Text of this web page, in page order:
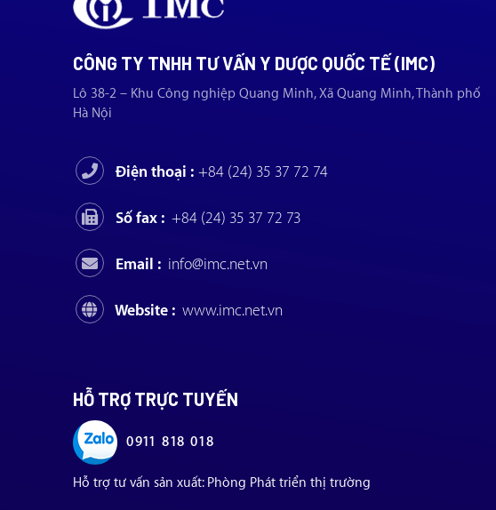
CÔNG TY TNHH TƯ VẤN Y DƯỢC QUỐC TẾ (IMC)
Lô 38-2 – Khu Công nghiệp Quang Minh, Xã Quang Minh, Thành phố
Hà Nội
Điện thoại : +84 (24) 35 37 72 74
Số fax : +84 (24) 35 37 72 73
Email : info@imc.net.vn
Website : www.imc.net.vn
HỖ TRỢ TRỰC TUYẾN
0911 818 018
Hỗ trợ tư vấn sản xuất: Phòng Phát triển thị trường